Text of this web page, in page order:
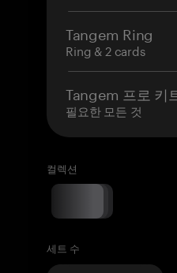
Tangem Ring
Ring & 2 cards
Tangem 프로 키
필요한 모든 것
컬렉션
세트 수